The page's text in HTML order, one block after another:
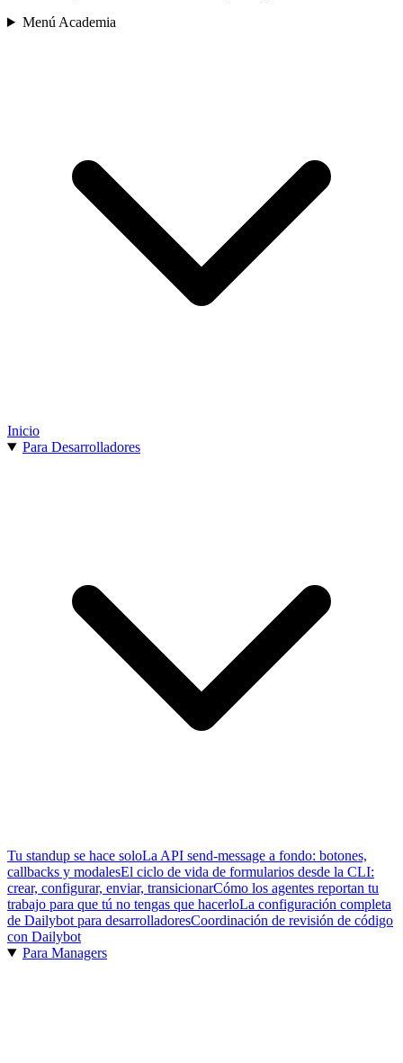
Menú Academia
Inicio
Para Desarrolladores
Tu standup se hace soloLa API send-message a fondo: botones,
callbacks y modalesEl ciclo de vida de formularios desde la CLI:
crear, configurar, enviar, transicionarCómo los agentes reportan tu
trabajo para que tú no tengas que hacerloLa configuración completa
de Dailybot para desarrolladoresCoordinación de revisión de código
con Dailybot
Para Managers